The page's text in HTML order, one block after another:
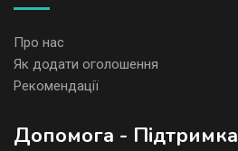
Про нас
Як додати оголошення
Рекомендації
Допомога - Підтримка